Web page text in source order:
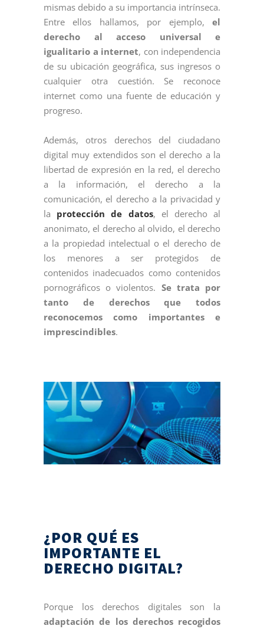
mismas debido a su importancia intrínseca.
Entre ellos hallamos, por ejemplo, el
derecho al acceso universal e
igualitario a internet, con independencia
de su ubicación geográfica, sus ingresos o
cualquier otra cuestión. Se reconoce
internet como una fuente de educación y
progreso.
Además, otros derechos del ciudadano
digital muy extendidos son el derecho a la
libertad de expresión en la red, el derecho
a la información, el derecho a la
comunicación, el derecho a la privacidad y
la protección de datos, el derecho al
anonimato, el derecho al olvido, el derecho
a la propiedad intelectual o el derecho de
los menores a ser protegidos de
contenidos inadecuados como contenidos
pornográficos o violentos. Se trata por
tanto de derechos que todos
reconocemos como importantes e
imprescindibles.
¿POR QUÉ ES
IMPORTANTE EL
DERECHO DIGITAL?
Porque los derechos digitales son la
adaptación de los derechos recogidos